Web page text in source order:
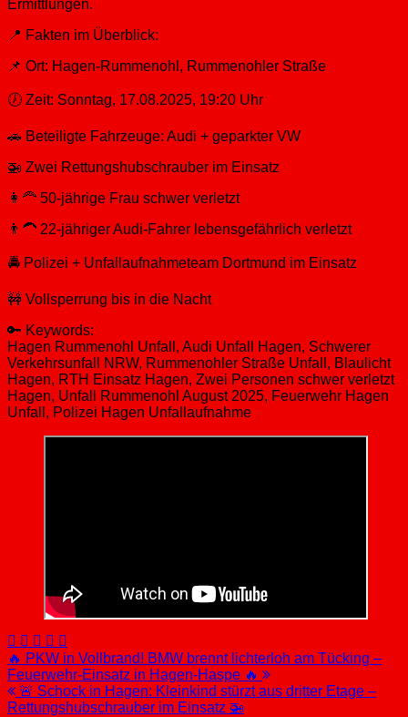
Ermittlungen.
📍 Fakten im Überblick:
📌 Ort: Hagen-Rummenohl, Rummenohler Straße
🕖 Zeit: Sonntag, 17.08.2025, 19:20 Uhr
🚗 Beteiligte Fahrzeuge: Audi + geparkter VW
🚁 Zwei Rettungshubschrauber im Einsatz
👩‍🦰 50-jährige Frau schwer verletzt
👨‍🦱 22-jähriger Audi-Fahrer lebensgefährlich verletzt
🚔 Polizei + Unfallaufnahmeteam Dortmund im Einsatz
🚧 Vollsperrung bis in die Nacht
🔑 Keywords:
Hagen Rummenohl Unfall, Audi Unfall Hagen, Schwerer
Verkehrsunfall NRW, Rummenohler Straße Unfall, Blaulicht
Hagen, RTH Einsatz Hagen, Zwei Personen schwer verletzt
Hagen, Unfall Rummenohl August 2025, Feuerwehr Hagen
Unfall, Polizei Hagen Unfallaufnahme
Beitragsnavigation
🔥 PKW in Vollbrand! BMW brennt lichterloh am Tücking –
Feuerwehr-Einsatz in Hagen-Haspe 🔥
🚨 Schock in Hagen: Kleinkind stürzt aus dritter Etage –
Rettungshubschrauber im Einsatz 🚁